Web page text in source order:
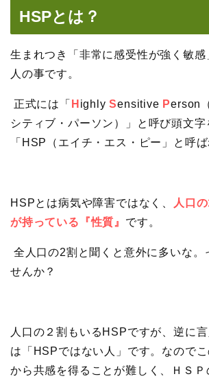
HSPとは？
生まれつき「非常に感受性が強く敏感
人の事です。
正式には「 H ighlySensitive Person
シティブ・パーソン）」と呼び頭文字
「HSP（エイチ・エス・ピー」と呼ば
HSPとは病気や障害ではなく、
人口
が持っている『性質』 です。
全人口の2割と聞くと意外に多いな。
せんか？
人口の２割もいるHSPですが、逆に
は「HSPではない人」です。なので
から共感を得ることが難しく、ＨＳＰ